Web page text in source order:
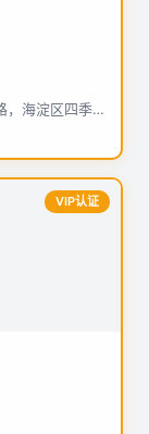
北京市丰台区菜户营58号1102室，朝阳区大望路，海淀区四季青远大路
VIP认证